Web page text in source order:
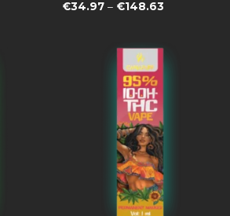
€34.97 – €148.63